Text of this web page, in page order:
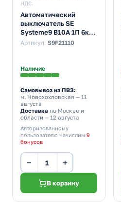
НДС.
Автоматический
выключатель SE
Systeme9 В10А 1П 6кА
(автомат
Артикул: S9F21110
Наличие
Самовывоз из ПВЗ:
м. Новохохловская — 11
августа
Доставка по Москве и
области — 12 августа
Авторизованному
пользователю начислим 9
бонусов
− +
В корзину